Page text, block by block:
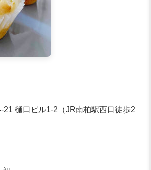
21 樋口ビル1-2（JR南柏駅西口徒歩2